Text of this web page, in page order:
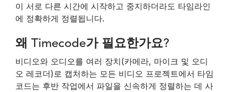
이 서로 다른 시간에 시작하고 중지하더라도 타임라인
에 정확하게 정렬됩니다.
왜 Timecode가 필요한가요?
비디오와 오디오를 여러 장치(카메라, 마이크 및 오디
오 레코더)로 캡처하는 모든 비디오 프로젝트에서 타임
코드는 후반 작업에서 파일을 신속하게 정렬하는 데 사